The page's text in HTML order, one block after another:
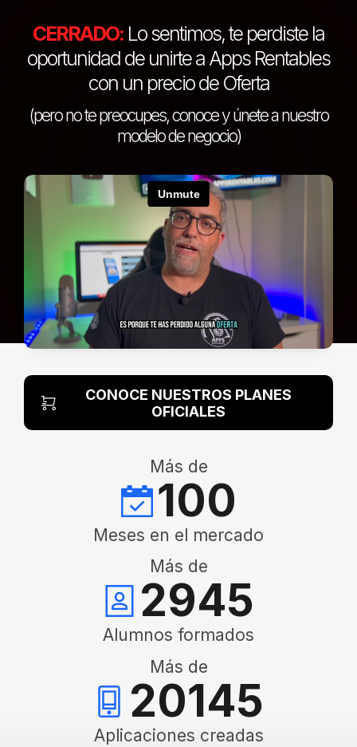
CERRADO: Lo sentimos, te perdiste la
oportunidad de unirte a Apps Rentables
con un precio de Oferta
(pero no te preocupes, conoce y únete a nuestro
modelo de negocio)
CONOCE NUESTROS PLANES
OFICIALES
Más de
100
Meses en el mercado
Más de
2945
Alumnos formados
Más de
20145
Aplicaciones creadas